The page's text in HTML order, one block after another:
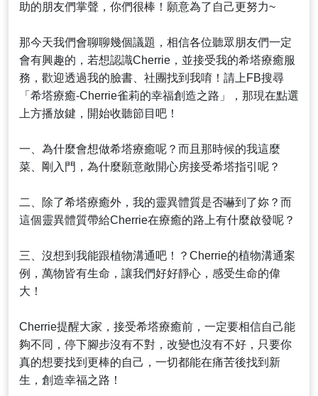
助的朋友們掌聲，你們很棒！願意為了自己更努力~
那今天我們會聊聊幾個議題，相信各位聽眾朋友們一定
會有興趣的，若想認識Cherrie，並接受我的希塔療癒服
務，歡迎透過我的臉書、社團找到我唷！請上FB搜尋
「希塔療癒-Cherrie雀莉的幸福創造之路」，那現在點選
上方播放鍵，開始收聽節目吧！
一、為什麼會想做希塔療癒呢？而且那時候的我這麼
菜、剛入門，為什麼願意敞開心房接受希塔指引呢？
二、除了希塔療癒外，我的靈異體質是否嚇到了妳？而
這個靈異體質帶給Cherrie在療癒的路上有什麼啟發呢？
三、沒想到我能跟植物溝通吧！？Cherrie的植物溝通案
例，萬物皆有生命，讓我們好好靜心，感受生命的偉
大！
Cherrie提醒大家，接受希塔療癒前，一定要相信自己能
夠不同，停下腳步沒有不對，改變也沒有不好，只要你
真的想要找到更棒的自己，一切都能在痛苦後找到新
生，創造幸福之路！